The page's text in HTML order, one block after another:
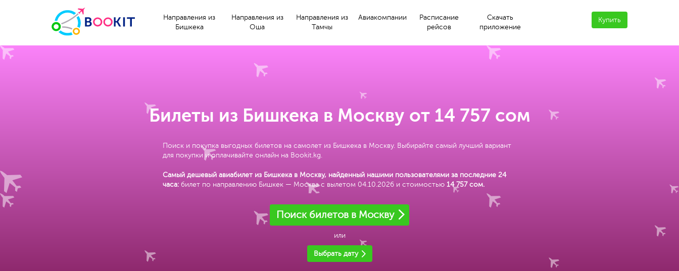
Направления из
Бишкека
Направления из
Оша
Направления из
Тамчы
Авиакомпании
Расписание
рейсов
Скачать
приложение
Купить
Билеты из Бишкека в Москву от 14 757 сом
Поиск и покупка выгодных билетов на самолет из Бишкека в Москву. Выбирайте самый лучший вариант
для покупки и оплачивайте онлайн на Bookit.kg.
Самый дешевый авиабилет из Бишкека в Москву, найденный нашими пользователями за последние 24
часа: билет по направлению Бишкек — Москва с вылетом 04.10.2026 и стоимостью 14 757 сом.
Поиск билетов в Москву
или
Выбрать дату